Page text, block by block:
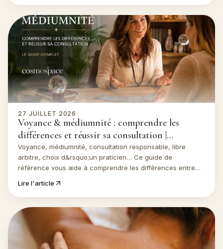
27 JUILLET 2026
Voyance & médiumnité : comprendre les
différences et réussir sa consultation |
Cosmospace
Voyance, médiumnité, consultation responsable, libre
arbitre, choix d&rsquo;un praticien… Ce guide de
référence vous aide à comprendre les différences entre
Lire l'article